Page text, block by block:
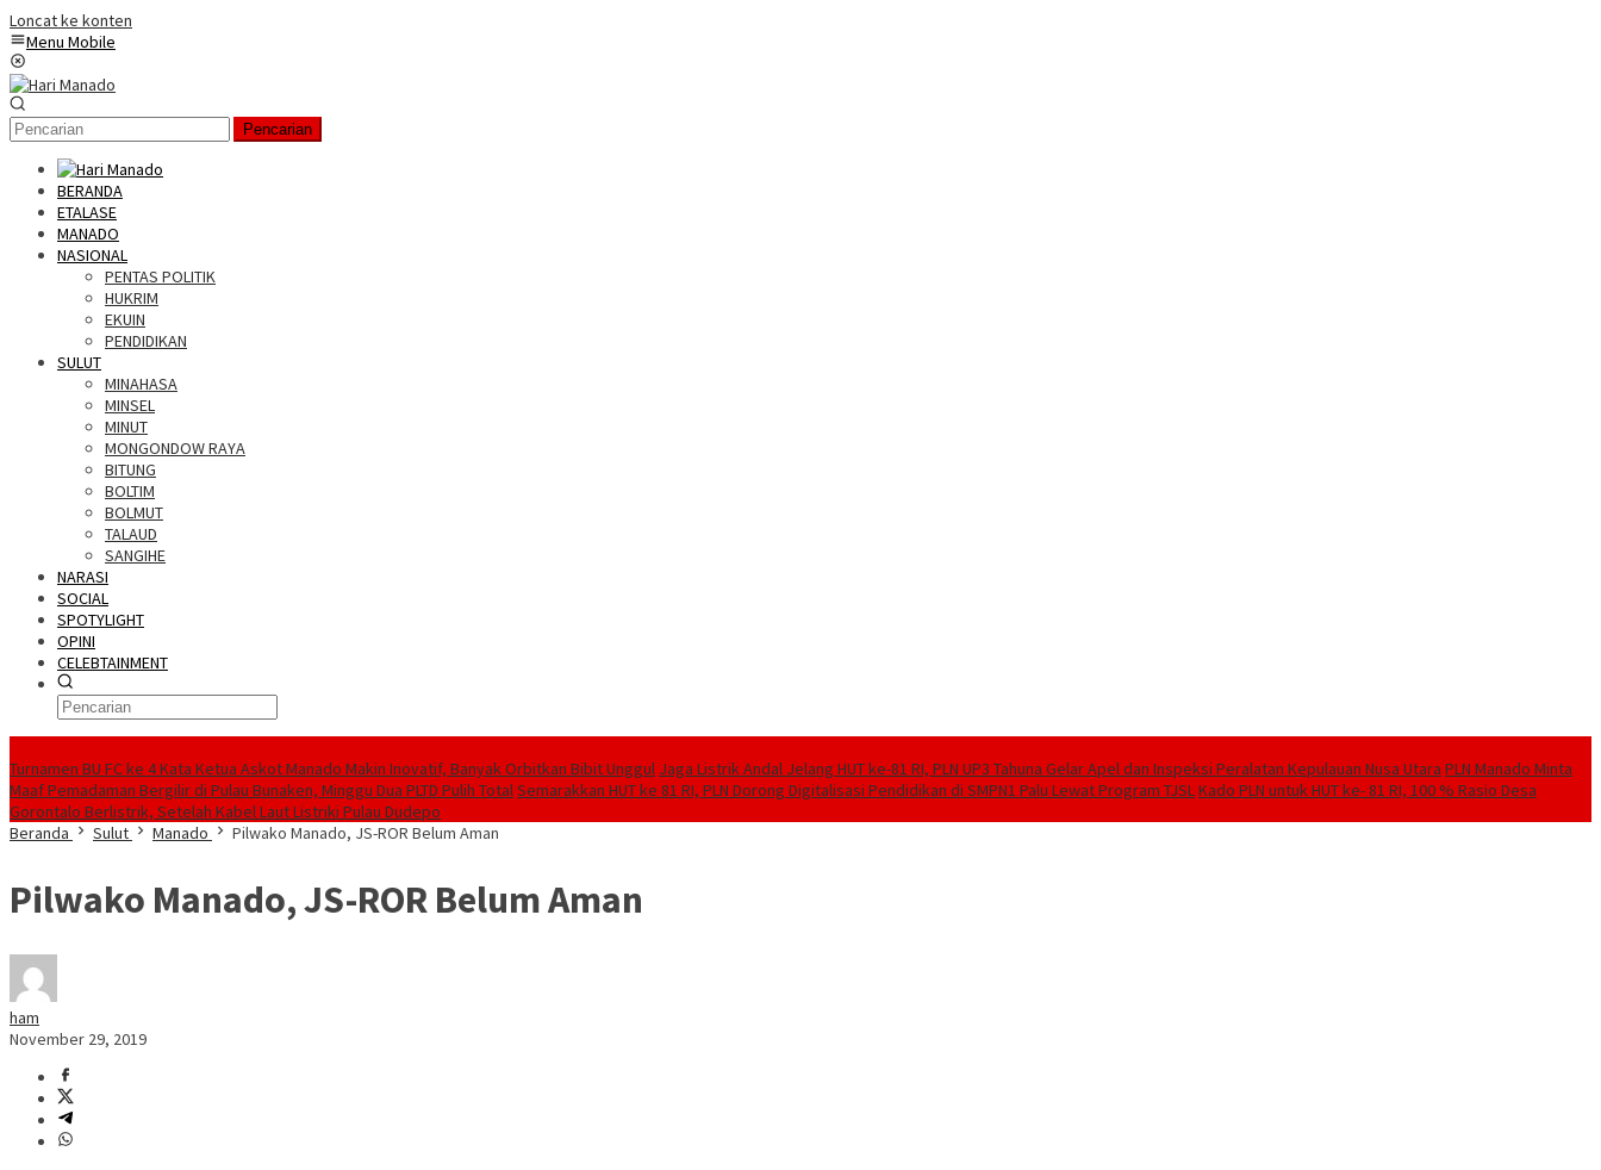
Loncat ke konten
Menu Mobile
Pencarian
BERANDA
ETALASE
MANADO
NASIONAL
PENTAS POLITIK
HUKRIM
EKUIN
PENDIDIKAN
SULUT
MINAHASA
MINSEL
MINUT
MONGONDOW RAYA
BITUNG
BOLTIM
BOLMUT
TALAUD
SANGIHE
NARASI
SOCIAL
SPOTYLIGHT
OPINI
CELEBTAINMENT
Turnamen BU FC ke 4 Kata Ketua Askot Manado Makin Inovatif, Banyak Orbitkan Bibit Unggul Jaga Listrik Andal Jelang HUT ke-81 RI, PLN UP3 Tahuna Gelar Apel dan Inspeksi Peralatan Kepulauan Nusa Utara PLN Manado Minta
Maaf Pemadaman Bergilir di Pulau Bunaken, Minggu Dua PLTD Pulih TotalSemarakkan HUT ke 81 RI, PLN Dorong Digitalisasi Pendidikan di SMPN1 Palu Lewat Program TJSLKado PLN untuk HUT ke- 81 RI, 100 % Rasio Desa
Gorontalo Berlistrik, Setelah Kabel Laut Listriki Pulau Dudepo
Beranda
Sulut Manado Pilwako Manado, JS-ROR Belum Aman
Pilwako Manado, JS-ROR Belum Aman
ham
November 29, 2019